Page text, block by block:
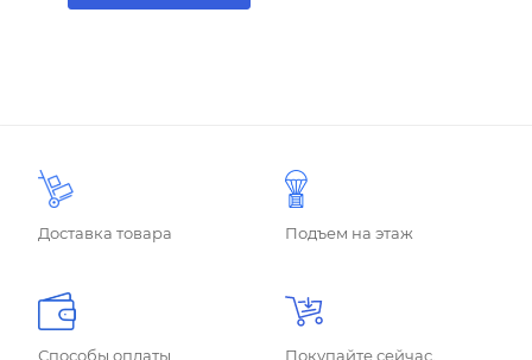
Доставка товара Подъем на этаж
Способы оплаты
Покупайте сейчас,